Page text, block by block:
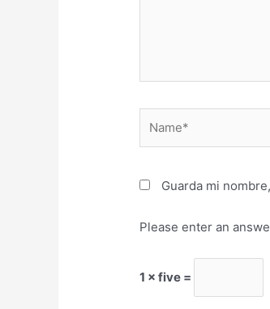
Guarda mi
Please enter an
1 × five =